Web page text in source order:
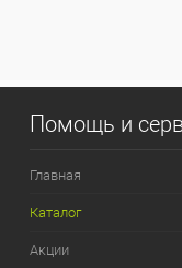
Помощь и
Главная
Каталог
Акции